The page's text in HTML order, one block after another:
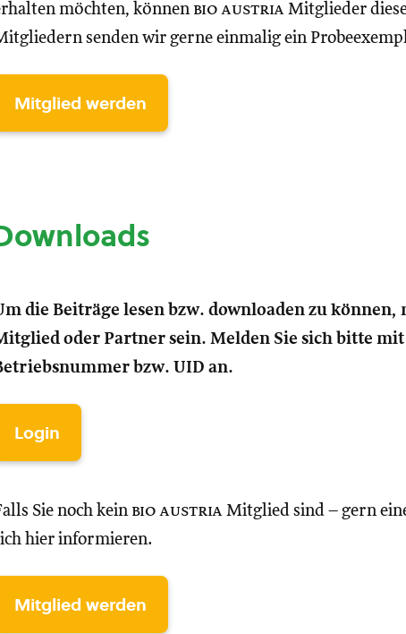
möchten, können bio austria Mitglieder
senden wir gerne einmalig ein
Mitglied werden
die Beiträge lesen bzw. downloaden zu können,
oder Partner sein. Melden Sie sich bitte
bzw. UID an.
Login
Sie noch kein bio austria Mitglied sind – gern
hier informieren.
Mitglied werden